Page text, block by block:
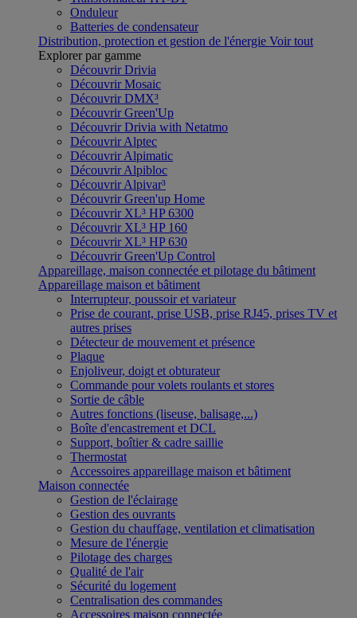
Onduleur
Batteries de condensateur
Distribution, protection et gestion de l'énergie Voir tout
Explorer par gamme
Découvrir Drivia
Découvrir Mosaic
Découvrir DMX³
Découvrir Green'Up
Découvrir Drivia with Netatmo
Découvrir Alptec
Découvrir Alpimatic
Découvrir Alpibloc
Découvrir Alpivar³
Découvrir Green'up Home
Découvrir XL³ HP 6300
Découvrir XL³ HP 160
Découvrir XL³ HP 630
Découvrir Green'Up Control
Appareillage, maison connectée et pilotage du bâtiment
Appareillage maison et bâtiment
Interrupteur, poussoir et variateur
Prise de courant, prise USB, prise RJ45, prises TV et
autres prises
Détecteur de mouvement et présence
Plaque
Enjoliveur, doigt et obturateur
Commande pour volets roulants et stores
Sortie de câble
Autres fonctions (liseuse, balisage,...)
Boîte d'encastrement et DCL
Support, boîtier & cadre saillie
Thermostat
Accessoires appareillage maison et bâtiment
Maison connectée
Gestion de l'éclairage
Gestion des ouvrants
Gestion du chauffage, ventilation et climatisation
Mesure de l'énergie
Pilotage des charges
Qualité de l'air
Sécurité du logement
Centralisation des commandes
Accessoires maison connectée